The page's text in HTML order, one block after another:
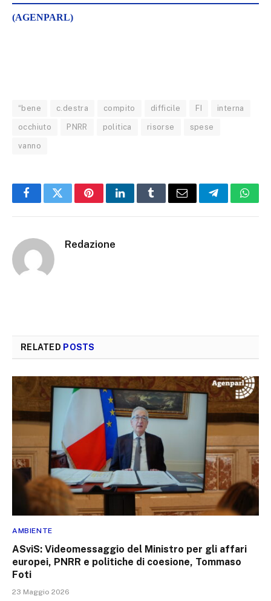
(AGENPARL)
“bene c.destra compito difficile FI interna
occhiuto PNRR politica risorse spese
vanno
FacebookTwitterPinterestLinkedInTumblrEmail Telegram
Redazione
RELATED POSTS
AMBIENTE
ASviS: Videomessaggio del Ministro per gli affari
europei, PNRR e politiche di coesione, Tommaso
Foti
23 Maggio 2026